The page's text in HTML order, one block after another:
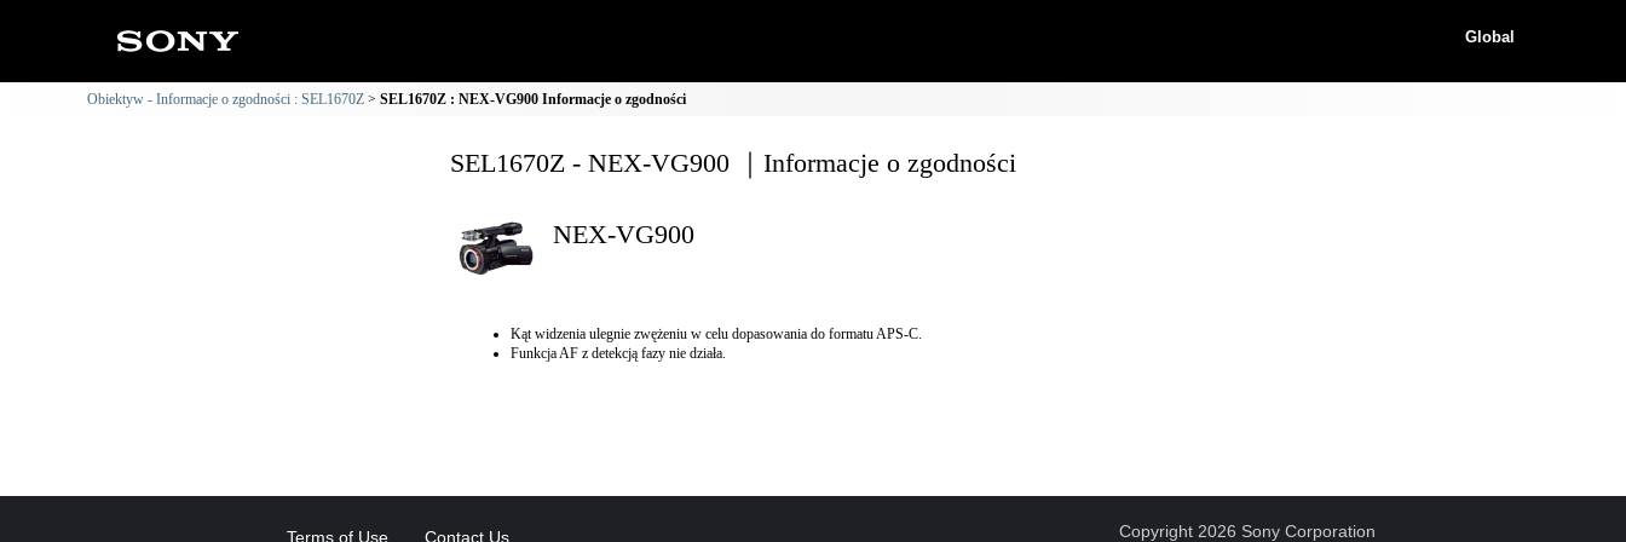
Global
Obiektyw - Informacje o zgodności : SEL1670Z SEL1670Z : NEX-VG900 Informacje o zgodności
SEL1670Z - NEX-VG900 ｜Informacje o zgodności
NEX-VG900
Kąt widzenia ulegnie zwężeniu w celu dopasowania do formatu APS-C.
Funkcja AF z detekcją fazy nie działa.
Terms of Use Contact Us Copyright 2026 Sony Corporation